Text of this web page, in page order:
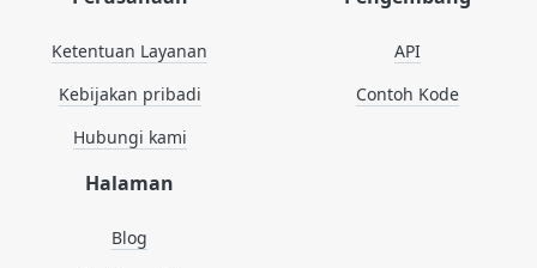
Ketentuan Layanan
Kebijakan pribadi
Hubungi kami
API
Contoh Kode
Halaman
Blog